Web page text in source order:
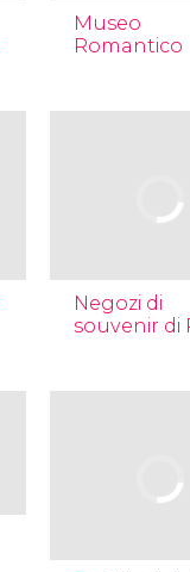
Museo
Romantico
Negozi di
souvenir di